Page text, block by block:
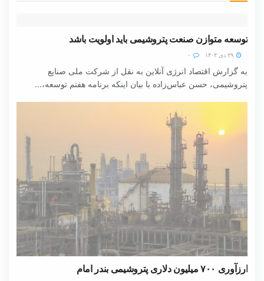
توسعه متوازن صنعت پتروشیمی باید اولویت باشد
به گزارش اقتصاد انرژی آنلاین به نقل از شرکت ملی صنایع
پتروشیمی، حسن عباس‌زاده با بیان اینکه برنامه هفتم توسعه،...
ارزآوری ۷۰۰ میلیون دلاری پتروشیمی بندر امام